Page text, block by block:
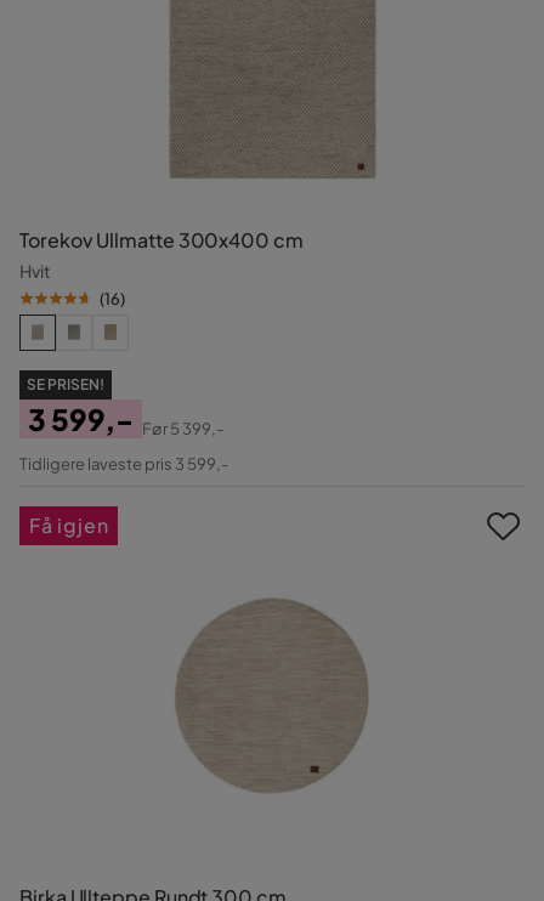
Torekov Ullmatte 300x400 cm
Hvit
(16)
SE PRISEN!
Pris
3 599,-
Original
Før5 399,-
Tidligere laveste pris 3 599,-
Få igjen